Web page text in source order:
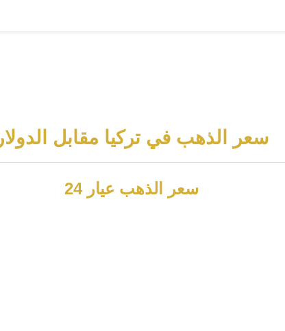
سعر الذهب في تركيا مقابل الدولار
سعر الذهب عيار 24